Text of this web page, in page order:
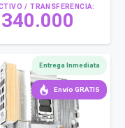
/ TRANSFERENCIA:
340.000
Entrega Inmediata
Envío GRATIS